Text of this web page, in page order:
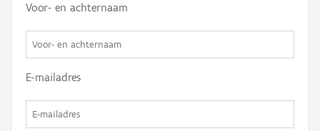
Voor- en achternaam
E-mailadres